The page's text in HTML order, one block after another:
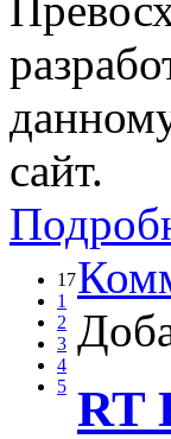
сайт.
17
1
2
3
4
5 RT